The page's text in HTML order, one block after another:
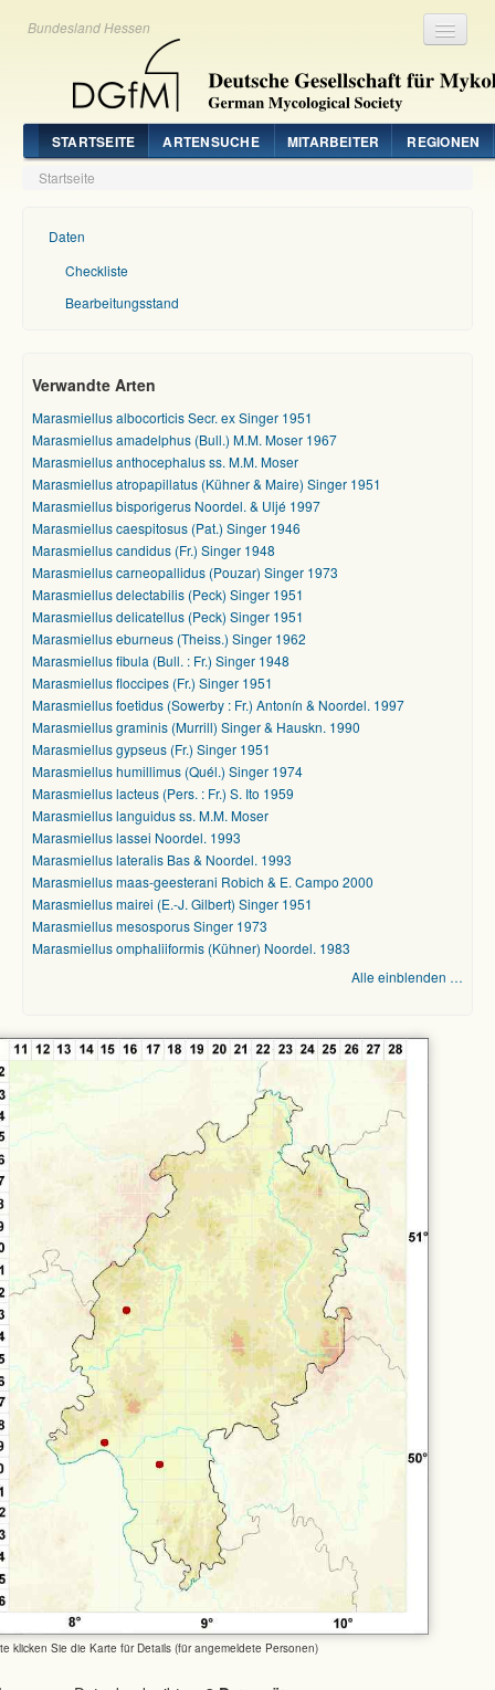
Bundesland Hessen
STARTSEITE ARTENSUCHE MITARBEITER REGIONEN
Startseite
Daten
Checkliste
Bearbeitungsstand
Verwandte Arten
Marasmiellus albocorticis Secr. ex Singer 1951
Marasmiellus amadelphus (Bull.) M.M. Moser 1967
Marasmiellus anthocephalus ss. M.M. Moser
Marasmiellus atropapillatus (Kühner & Maire) Singer 1951
Marasmiellus bisporigerus Noordel. & Uljé 1997
Marasmiellus caespitosus (Pat.) Singer 1946
Marasmiellus candidus (Fr.) Singer 1948
Marasmiellus carneopallidus (Pouzar) Singer 1973
Marasmiellus delectabilis (Peck) Singer 1951
Marasmiellus delicatellus (Peck) Singer 1951
Marasmiellus eburneus (Theiss.) Singer 1962
Marasmiellus fibula (Bull. : Fr.) Singer 1948
Marasmiellus floccipes (Fr.) Singer 1951
Marasmiellus foetidus (Sowerby : Fr.) Antonín & Noordel. 1997
Marasmiellus graminis (Murrill) Singer & Hauskn. 1990
Marasmiellus gypseus (Fr.) Singer 1951
Marasmiellus humillimus (Quél.) Singer 1974
Marasmiellus lacteus (Pers. : Fr.) S. Ito 1959
Marasmiellus languidus ss. M.M. Moser
Marasmiellus lassei Noordel. 1993
Marasmiellus lateralis Bas & Noordel. 1993
Marasmiellus maas-geesterani Robich & E. Campo 2000
Marasmiellus mairei (E.-J. Gilbert) Singer 1951
Marasmiellus mesosporus Singer 1973
Marasmiellus omphaliiformis (Kühner) Noordel. 1983
Alle einblenden …
klicken Sie die Karte für Details (für angemeldete Personen)